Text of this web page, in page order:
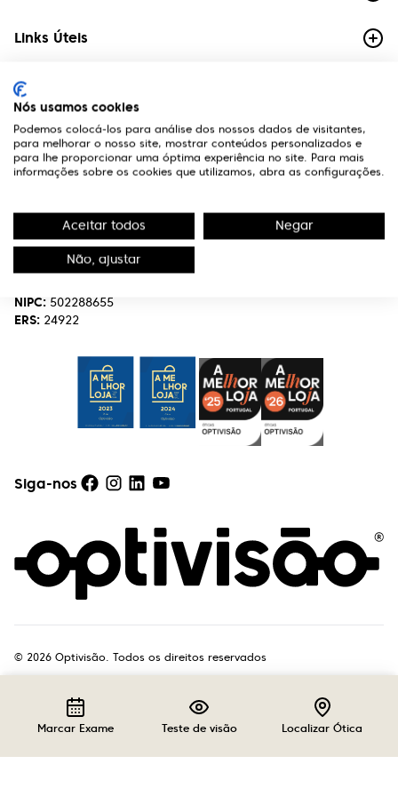
Links Úteis
Contactos
Edifício Premium
R. Miguel Serrano, nº 9 - 3º Miraflores,
1495-173 Algés
Chamada para a rede fixa nacional.
optivisao@optivisao.pt
NIPC: 502288655
ERS: 24922
Siga-nos
© 2026 Optivisão. Todos os direitos reservados
Marcar Exame Teste de visão Localizar Ótica
Nós usamos cookies
Podemos colocá-los para análise dos nossos dados de visitantes,
para melhorar o nosso site, mostrar conteúdos personalizados e
para lhe proporcionar uma óptima experiência no site. Para mais
informações sobre os cookies que utilizamos, abra as configurações.
Aceitar todos Negar
Não, ajustar